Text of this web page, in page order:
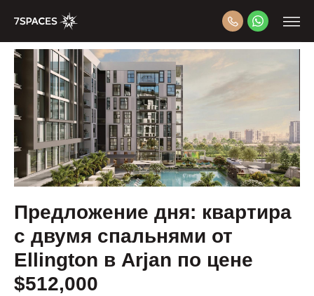
Предложение дня: квартира
с двумя спальнями от
Ellington в Arjan по цене
$512,000